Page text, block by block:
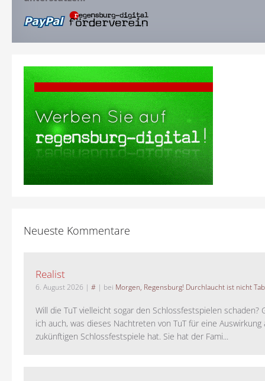
Neueste Kommentare
Realist
6. August 2026 | # | bei Morgen, Regensburg! Durchlaucht ist nicht
Will die TuT vielleicht sogar den Schlossfestspielen schaden?
ich auch, was dieses Nachtreten von TuT für eine Auswirkung
zukünftigen Schlossfestspiele hat. Sie hat der Fami...